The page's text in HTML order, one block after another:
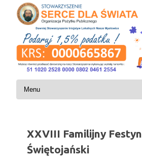
Skip to content
XXVIII Familijny Festyn
Świętojański